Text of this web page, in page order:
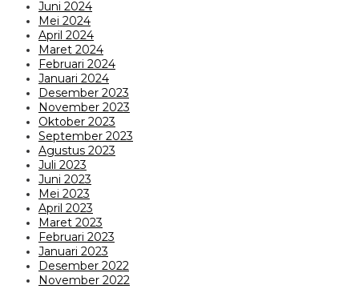
Juni 2024
Mei 2024
April 2024
Maret 2024
Februari 2024
Januari 2024
Desember 2023
November 2023
Oktober 2023
September 2023
Agustus 2023
Juli 2023
Juni 2023
Mei 2023
April 2023
Maret 2023
Februari 2023
Januari 2023
Desember 2022
November 2022